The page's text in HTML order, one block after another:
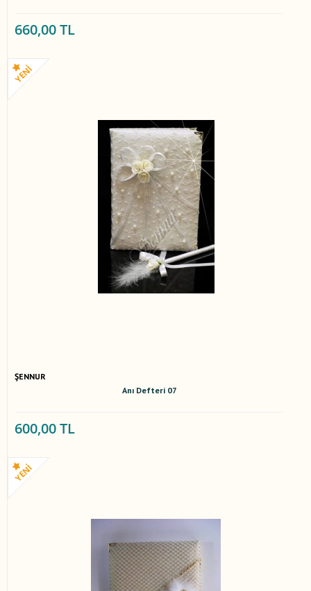
660,00 TL
ŞENNUR
Anı Defteri 07
600,00 TL